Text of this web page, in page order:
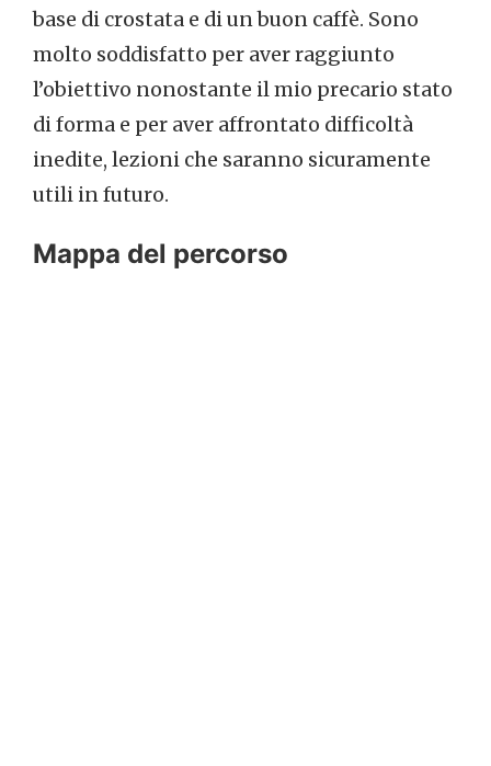
base di crostata e di un buon caffè. Sono
molto soddisfatto per aver raggiunto
l’obiettivo nonostante il mio precario stato
di forma e per aver affrontato difficoltà
inedite, lezioni che saranno sicuramente
utili in futuro.
Mappa del percorso